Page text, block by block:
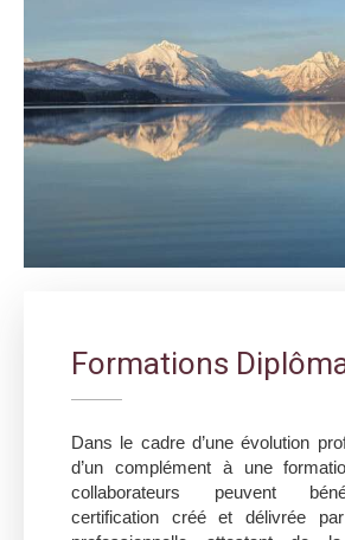
Formations
Dans le cadre d’une évolution
d’un complément à une
collaborateurs peuvent
certification créé et délivrée